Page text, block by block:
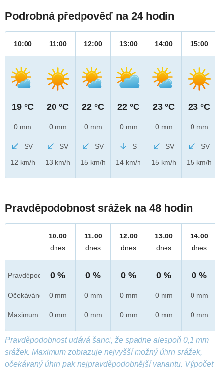
Podrobná předpověď na 24 hodin
10:00
19 °C
0 mm
SV
12 km/h
11:00
20 °C
0 mm
SV
13 km/h
12:00
22 °C
0 mm
SV
15 km/h
13:00
22 °C
0 mm
S
14 km/h
14:00
23 °C
0 mm
SV
15 km/h
15:00
23 °C
0 mm
SV
15 km/h
Pravděpodobnost srážek na 48 hodin
Pravděpod.
Očekáváno
Maximum
10:00
dnes
0 %
0 mm
0 mm
11:00
dnes
0 %
0 mm
0 mm
12:00
dnes
0 %
0 mm
0 mm
13:00
dnes
0 %
0 mm
0 mm
14:00
dnes
0 %
0 mm
0 mm
Pravděpodobnost udává šanci, že spadne alespoň 0,1 mm
srážek. Maximum zobrazuje nejvyšší možný úhrn srážek,
očekávaný úhrn pak nejpravděpodobnější variantu. Výpočet